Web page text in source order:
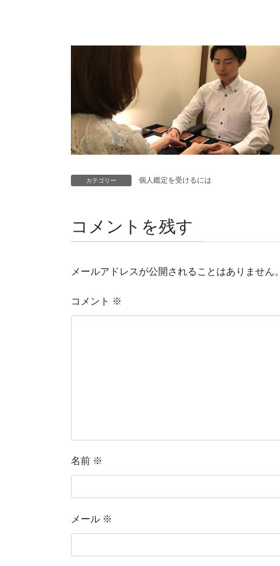
カテゴリー 個人鑑定を受けるには
コメントを残す
メールアドレスが公開されることはありません。
コメント ※
名前 ※
メール ※